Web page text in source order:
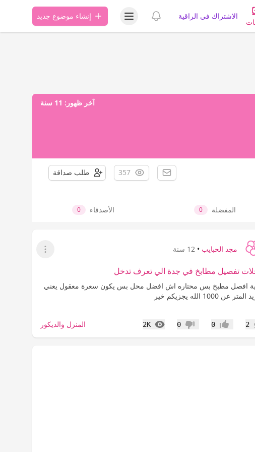
الاشتراك في الراقية عرض الإشعاراتعرض قائمة المستخدمإنشاء موضوع جديد
آخر ظهور: 11 سنة
357 طلب صداقة
المفضلة 0 الأصدقاء 0
مجد الحبايب • 12 سنة
عرض القائمة
تفصيل مطابخ في جدة الي تعرف تدخل
افصل مطبخ بس محتاره اش افضل محل بس يكون سعرة معقول يعني
عن 1000 الله يجزيكم خير
2 إعجاب0 عدم إعجاب
0
2K
المشاهدات المنزل والديكور